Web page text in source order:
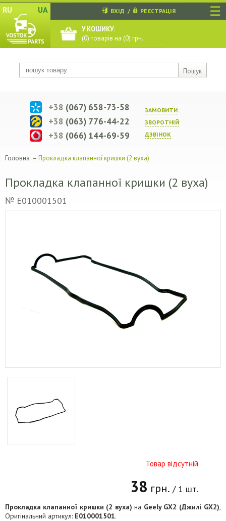
☰
RU UA
Пошук
ВХІД / РЕЄСТРАЦІЯ
У КОШИКУ:
(0) товарів на (0) грн.
ЗАМОВИТИ
ЗВОРОТНIЙ
ДЗВIНОК
+38 (067) 658-73-58
+38 (063) 776-44-22
+38 (066) 144-69-59
Головна – Прокладка клапанної кришки (2 вуха)
Прокладка клапанної кришки (2 вуха)
№ E010001501
Товар відсутній
38 грн. / 1 шт.
Прокладка клапанної кришки (2 вуха) на Geely GX2 (Джилі GX2),
Оригінальний артикул: E010001501.